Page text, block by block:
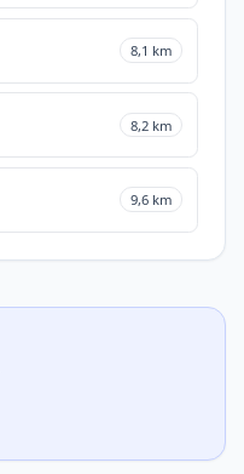
8,1 km
8,2 km
9,6 km